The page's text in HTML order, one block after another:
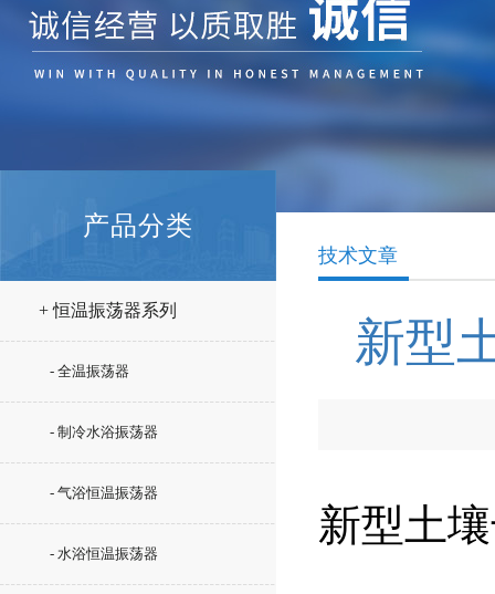
产品分类
+ 恒温振荡器系列
- 全温振荡器
- 制冷水浴振荡器
- 气浴恒温振荡器
- 水浴恒温振荡器
技术文章
新型
新型土